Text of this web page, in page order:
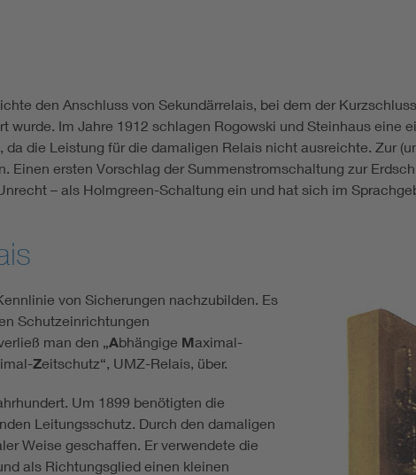
den Anschluss von Sekundärrelais, bei dem der
Im Jahre 1912 schlagen Rogowski und Steinhaus eine
die Leistung für die damaligen Relais nicht ausreichte. Zur
Einen ersten Vorschlag der Summenstromschaltung zur
– als Holmgreen-Schaltung ein und hat sich im
von Sicherungen nachzubilden. Es
Schutzeinrichtungen
man den „Abhängige Maximal-
Zeitschutz“, UMZ-Relais, über.
Um 1899 benötigten die
Leitungsschutz. Durch den damaligen
Weise geschaffen. Er verwendete die
als Richtungsglied einen kleinen